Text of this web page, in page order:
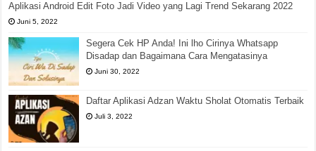
Aplikasi Android Edit Foto Jadi Video yang Lagi Trend Sekarang 2022
Juni 5, 2022
Segera Cek HP Anda! Ini lho Cirinya Whatsapp
Disadap dan Bagaimana Cara Mengatasinya
Juni 30, 2022
Daftar Aplikasi Adzan Waktu Sholat Otomatis Terbaik
Juli 3, 2022